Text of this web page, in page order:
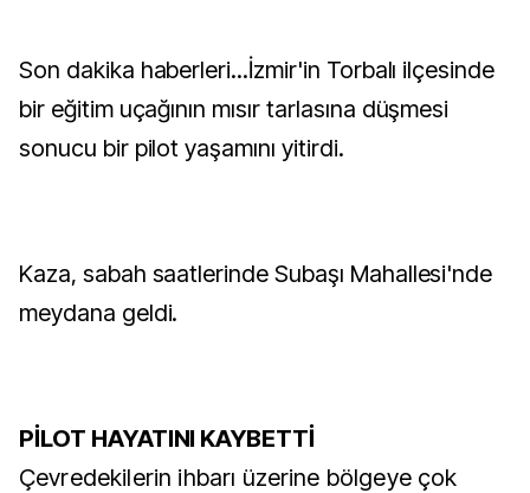
Son dakika haberleri...İzmir'in Torbalı ilçesinde
bir eğitim uçağının mısır tarlasına düşmesi
sonucu bir pilot yaşamını yitirdi.
Kaza, sabah saatlerinde Subaşı Mahallesi'nde
meydana geldi.
PİLOT HAYATINI KAYBETTİ
Çevredekilerin ihbarı üzerine bölgeye çok